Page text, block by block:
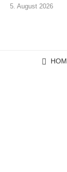
5. August 2026